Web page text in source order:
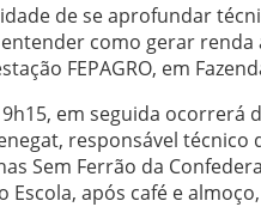
de se aprofundar
como gerar renda
FEPAGRO, em
em seguida
responsável técnico
Sem Ferrão da
após café e